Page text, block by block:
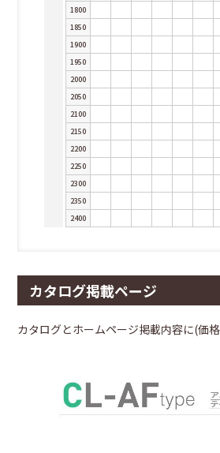
1800
1850
1900
1950
2000
2050
2100
2150
2200
2250
2300
2350
2400
カタログ掲載ページ
カタログとホームページ掲載内容に(価